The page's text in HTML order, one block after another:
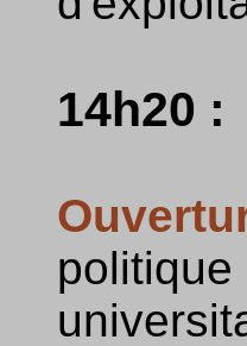
14h20 :